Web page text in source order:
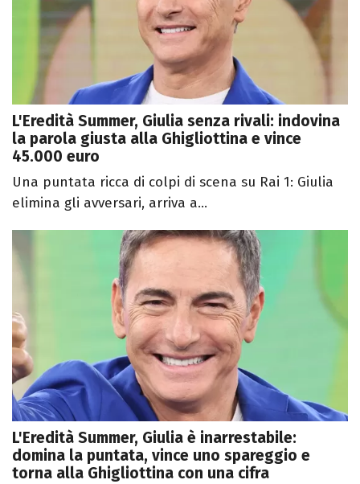
L'Eredità Summer, Giulia senza rivali: indovina
la parola giusta alla Ghigliottina e vince
45.000 euro
Una puntata ricca di colpi di scena su Rai 1: Giulia
elimina gli avversari, arriva a...
L'Eredità Summer, Giulia è inarrestabile:
domina la puntata, vince uno spareggio e
torna alla Ghigliottina con una cifra